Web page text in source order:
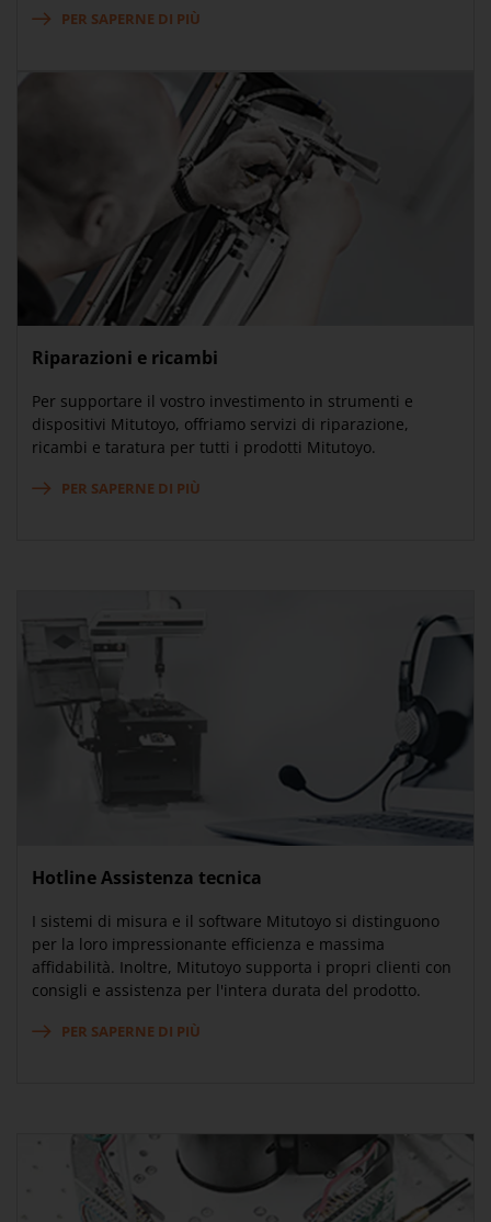
PER SAPERNE DI PIÙ
Riparazioni e ricambi
Per supportare il vostro investimento in strumenti e
dispositivi Mitutoyo, offriamo servizi di riparazione,
ricambi e taratura per tutti i prodotti Mitutoyo.
PER SAPERNE DI PIÙ
Hotline Assistenza tecnica
I sistemi di misura e il software Mitutoyo si distinguono
per la loro impressionante efficienza e massima
affidabilità. Inoltre, Mitutoyo supporta i propri clienti con
consigli e assistenza per l'intera durata del prodotto.
PER SAPERNE DI PIÙ